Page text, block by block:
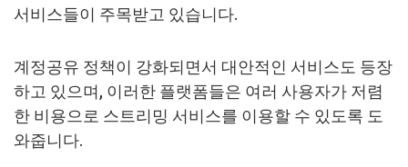
서비스들이 주목받고 있습니다.
계정공유 정책이 강화되면서 대안적인 서비스도 등장
하고 있으며, 이러한 플랫폼들은 여러 사용자가 저렴
한 비용으로 스트리밍 서비스를 이용할 수 있도록 도
와줍니다.